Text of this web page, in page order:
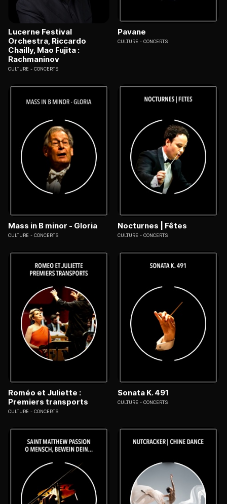
Lucerne Festival
Orchestra, Riccardo
Chailly, Mao Fujita :
Rachmaninov
CULTURE CONCERTS
Pavane
CULTURE CONCERTS
Mass in B minor - Gloria
CULTURE CONCERTS
Nocturnes | Fêtes
CULTURE CONCERTS
Roméo et Juliette :
Premiers transports
CULTURE CONCERTS
Sonata K. 491
CULTURE CONCERTS